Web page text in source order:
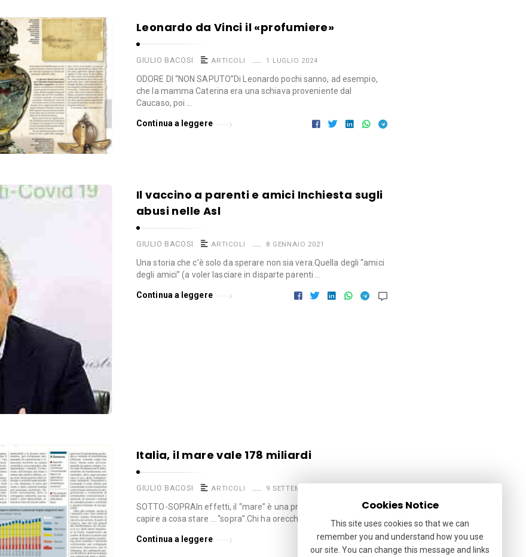
Leonardo da Vinci il «profumiere»
GIULIO BACOSI ARTICOLI 1 LUGLIO 2024
ODORE DI “NON SAPUTO”Di Leonardo pochi sanno, ad esempio,
che la mamma Caterina era una schiava proveniente dal
Caucaso, poi …
Continua a leggere
Il vaccino a parenti e amici Inchiesta sugli
abusi nelle Asl
GIULIO BACOSI ARTICOLI 8 GENNAIO 2021
Una storia che c’è solo da sperare non sia vera.Quella degli “amici
degli amici” (a voler lasciare in disparte parenti …
Continua a leggere
Italia, il mare vale 178 miliardi
GIULIO BACOSI ARTICOLI 9 SETTEMBRE 2024
SOTTO-SOPRAIn effetti, il “mare” è una preziosa coordinata per
capire a cosa stare … “sopra”.Chi ha orecchi per intendere .. …
Continua a leggere
Cookies Notice
This site uses cookies so that we can
remember you and understand how you use
our site. You can change this message and links